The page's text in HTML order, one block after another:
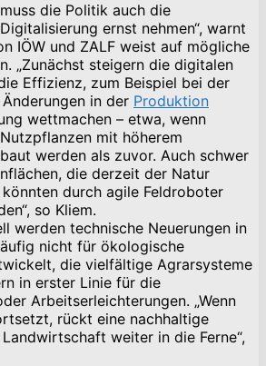
die Politik auch die
ernst nehmen“, warnt
IÖW und ZALF weist auf mögliche
„Zunächst steigern die digitalen
Effizienz, zum Beispiel bei der
in der Produktion
wettmachen – etwa, wenn
mit höherem
werden als zuvor. Auch schwer
die derzeit der Natur
durch agile Feldroboter
so Kliem.
werden technische Neuerungen in
nicht für ökologische
die vielfältige Agrarsysteme
in erster Linie für die
Arbeitserleichterungen. „Wenn
rückt eine nachhaltige
weiter in die Ferne“,